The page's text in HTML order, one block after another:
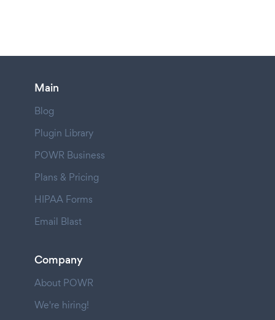
Main
Blog
Plugin Library
POWR Business
Plans & Pricing
HIPAA Forms
Email Blast
Company
About POWR
We're hiring!